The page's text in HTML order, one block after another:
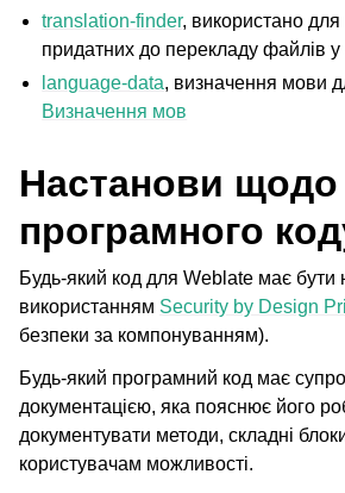
navigation of Підтримувані формати
translation-finder, використано
придатних до перекладу файлів у
language-data, визначення мови
Визначення мов
Настанови щодо
програмного
Будь-який код для Weblate має бути
використанням Security by Design
безпеки за компонуванням).
Будь-який програмний код має
документацією, яка пояснює його
документувати методи, складні
користувачам можливості.